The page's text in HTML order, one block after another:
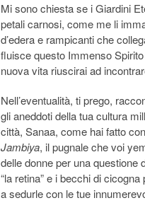
Mi sono chiesta se i Giardini
petali carnosi, come me li
d’edera e rampicanti che
fluisce questo Immenso
nuova vita riuscirai ad
Nell’eventualità, ti prego,
gli aneddoti della tua cultura
città, Sanaa, come hai fatto
Jambiya, il pugnale che voi
delle donne per una questione
“la retina” e i becchi di
a sedurle con le tue